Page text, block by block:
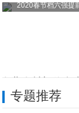
2020春节档六强提
良将如云|剖析郑
专题推荐